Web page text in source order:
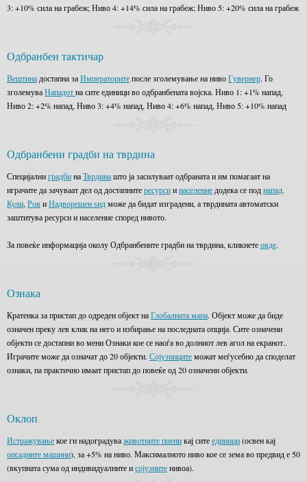
3: +10% сила на грабеж; Ниво 4: +14% сила на грабеж; Ниво 5: +20% сила на грабеж
Одбранбен тактичар
Вештина достапна заИмператоритепосле зголемување на нивоГувернер. Го
зголемуваНападотна сите единици во одбранбената војска. Ниво 1: +1% напад,
Ниво 2: +2% напад, Ниво 3: +4% напад, Ниво 4: +6% напад, Ниво 5: +10% напад
Одбранбени градби на тврдина
СпецијалниградбинаТврдинашто ја засилуваат одбраната и им помагаат на
играчите да зачуваат дел од достапнитересурсиинаселение додека се поднапад.
Кули, РовиНадворешен ѕидможе да бидат изградени, а тврдината автоматски
заштитува ресурси и население според нивото.
За повеќе информација околу Одбранбените градби на тврдина, кликнетеовде.
Ознака
Кратенка за пристап до одреден објект наГлобалната мапа. Објект може да биде
означен преку лев клик на него и избирање на последната опција. Сите означени
објекти се достапни во мени Ознаки кое се наоѓа во долниот лев агол на екранот..
Играчите може да означат до 20 објекти. Сојузницитеможат меѓусебно да споделат
ознаки, па практично имаат пристап до повеќе од 20 означени објекти.
Оклоп
Истражувањекое ги надоградуваживотните поеникај ситеединици(освен кај
опсадните машини), за +5% на ниво. Максималното ниво кое се зема во предвид е 50
(вкупната сума од индивидуалните исојузнитенивоа).